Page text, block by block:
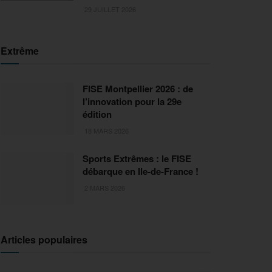
Extrême
FISE Montpellier 2026 : de
l’innovation pour la 29e
édition
Sports Extrêmes : le FISE
débarque en Ile-de-France !
Articles populaires